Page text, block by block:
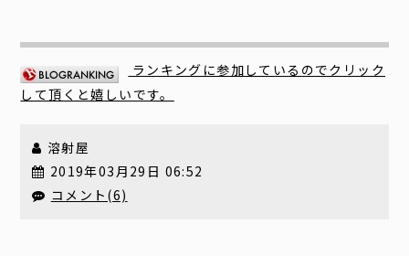
ランキングに参加しているのでクリック
して頂くと嬉しいです。
溶射屋
2019年03月29日 06:52
コメント(6)